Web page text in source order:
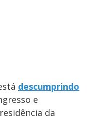
descumprindo
e
da